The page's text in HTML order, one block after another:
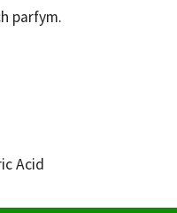
parfym.
Acid